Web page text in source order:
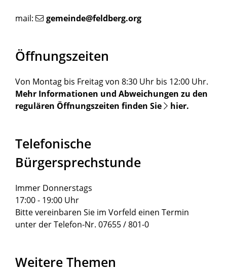
mail: gemeinde@feldberg.org
Öffnungszeiten
Von Montag bis Freitag von 8:30 Uhr bis 12:00 Uhr.
Mehr Informationen und Abweichungen zu den
regulären Öffnungszeiten finden Sie
hier.
Telefonische
Bürgersprechstunde
Immer Donnerstags
17:00 - 19:00 Uhr
Bitte vereinbaren Sie im Vorfeld einen Termin
unter der Telefon-Nr. 07655 / 801-0
Weitere Themen